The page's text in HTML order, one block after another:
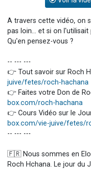
A travers cette vidéo, on
pas loin… et si on
Qu'en pensez-vous ?
-- --- ---
👉 Tout savoir sur Roch
juive/fetes/roch-hachana
👉 Faites votre Don de
box.com/roch-hachana
👉 Cours Vidéo sur le
box.com/vie-juive/fetes/
-- --- ---
🇫🇷 Nous sommes en
Roch Hchana. Le jour du